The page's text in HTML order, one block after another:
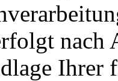
nach